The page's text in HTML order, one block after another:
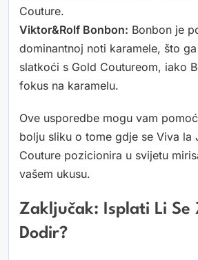
Couture.
Viktor&Rolf Bonbon: Bonbon je
dominantnoj noti karamele, što
slatkoći s Gold Coutureom, iako
fokus na karamelu.
Ove usporedbe mogu vam
bolju sliku o tome gdje se Viva la
Couture pozicionira u svijetu
vašem ukusu.
Zaključak: Isplati Li Se
Dodir?